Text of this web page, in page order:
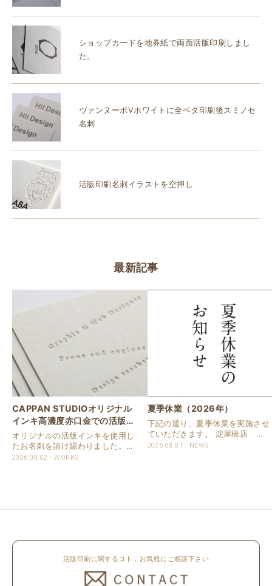
ショップカードを地券紙で両面活版印刷しまし
た。
ヴァンヌーボVホワイトに全ベタ印刷後スミノセ
名刺
活版印刷名刺イラストを空押し
最新記事
CAPPAN STUDIOオリジナル
インキ高濃度赤口金での活版名
刺
オリジナルの活版インキを使用し
たお名刺を請け賜わりました。
用紙は新バフン紙Nのきぬを使用
2026.08.02 WORKS
夏季休業（2026年）
下記の通り、夏季休業を実施させ
ていただきます。 淀屋橋店 通
常営業いたします。 奈良店 8月
2026.08.01 NEWS
活版印刷に関するコト，お気軽にご相談下さい